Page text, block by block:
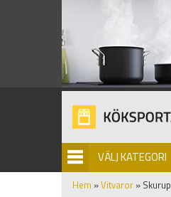
VÄLJ KATEGORI
Hem »Vitvaror » Skurup